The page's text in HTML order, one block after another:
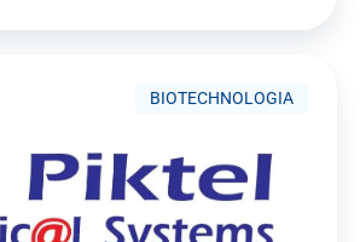
BIOTECHNOLOGIA